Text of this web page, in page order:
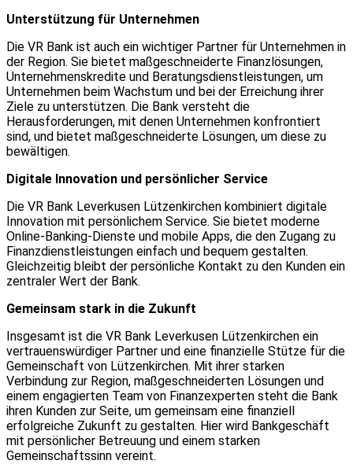
Unterstützung für Unternehmen
Die VR Bank ist auch ein wichtiger Partner für Unternehmen in
der Region. Sie bietet maßgeschneiderte Finanzlösungen,
Unternehmenskredite und Beratungsdienstleistungen, um
Unternehmen beim Wachstum und bei der Erreichung ihrer
Ziele zu unterstützen. Die Bank versteht die
Herausforderungen, mit denen Unternehmen konfrontiert
sind, und bietet maßgeschneiderte Lösungen, um diese zu
bewältigen.
Digitale Innovation und persönlicher Service
Die VR Bank Leverkusen Lützenkirchen kombiniert digitale
Innovation mit persönlichem Service. Sie bietet moderne
Online-Banking-Dienste und mobile Apps, die den Zugang zu
Finanzdienstleistungen einfach und bequem gestalten.
Gleichzeitig bleibt der persönliche Kontakt zu den Kunden ein
zentraler Wert der Bank.
Gemeinsam stark in die Zukunft
Insgesamt ist die VR Bank Leverkusen Lützenkirchen ein
vertrauenswürdiger Partner und eine finanzielle Stütze für die
Gemeinschaft von Lützenkirchen. Mit ihrer starken
Verbindung zur Region, maßgeschneiderten Lösungen und
einem engagierten Team von Finanzexperten steht die Bank
ihren Kunden zur Seite, um gemeinsam eine finanziell
erfolgreiche Zukunft zu gestalten. Hier wird Bankgeschäft
mit persönlicher Betreuung und einem starken
Gemeinschaftssinn vereint.